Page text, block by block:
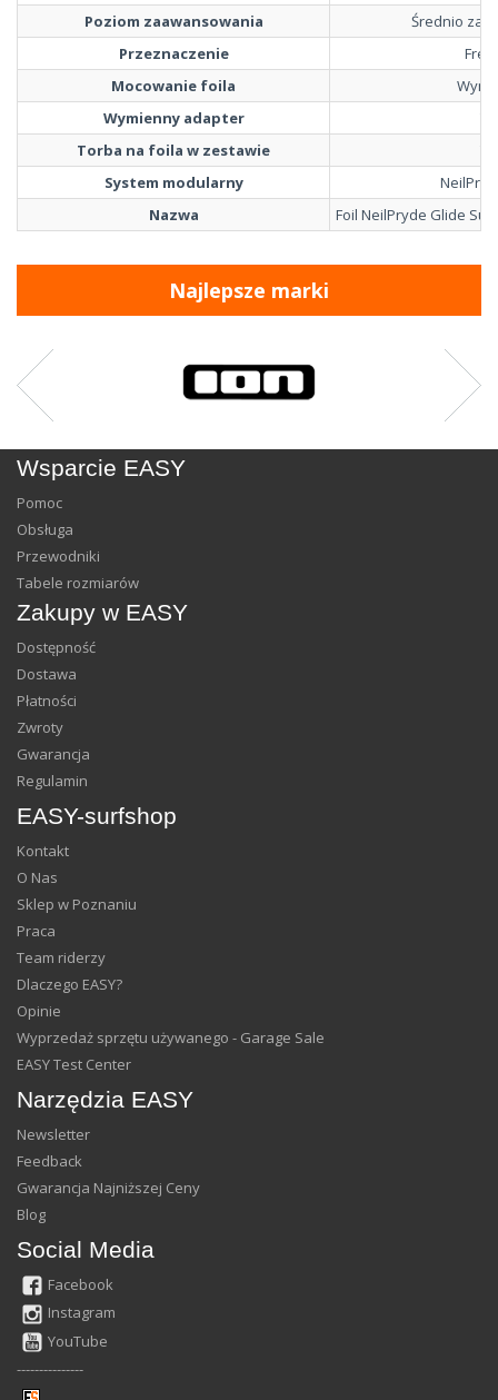
Poziom zaawansowania
Średnio
Przeznaczenie
Mocowanie foila
Wymienny adapter
Torba na foila w zestawie
System modularny
Nazwa
Foil NeilPryde Glide Surf
Najlepsze marki
Wsparcie EASY
Pomoc
Obsługa
Przewodniki
Tabele rozmiarów
Zakupy w EASY
Dostępność
Dostawa
Płatności
Zwroty
Gwarancja
Regulamin
EASY-surfshop
Kontakt
O Nas
Sklep w Poznaniu
Praca
Team riderzy
Dlaczego EASY?
Opinie
Wyprzedaż sprzętu używanego - Garage Sale
EASY Test Center
Narzędzia EASY
Newsletter
Feedback
Gwarancja Najniższej Ceny
Blog
Social Media
Facebook
Instagram
YouTube
---------------